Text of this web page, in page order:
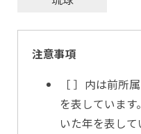
注意事項
［ ］内は前所
を表していま
いた年を表して